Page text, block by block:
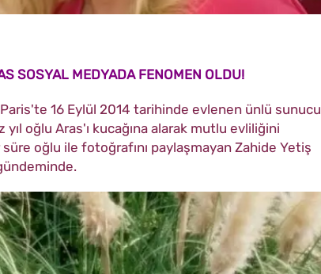
SOSYAL MEDYADA FENOMEN OLDU!
Paris'te 16 Eylül 2014 tarihinde evlenen ünlü sunucu
oğlu Aras'ı kucağına alarak mutlu evliliğini
süre oğlu ile fotoğrafını paylaşmayan Zahide Yetiş